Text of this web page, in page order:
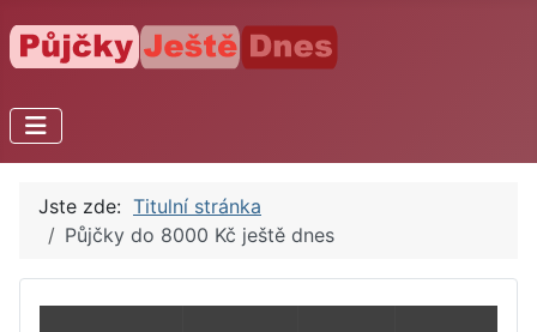
Jste zde: Titulní stránka
Půjčky do 8000 Kč ještě dnes